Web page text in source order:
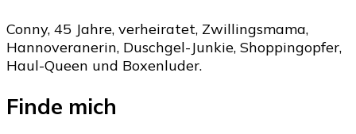
Conny, 45 Jahre, verheiratet, Zwillingsmama,
Hannoveranerin, Duschgel-Junkie, Shoppingopfer,
Haul-Queen und Boxenluder.
Finde mich